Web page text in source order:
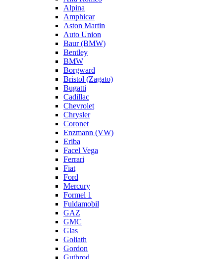
Alpina
Amphicar
Aston Martin
Auto Union
Baur (BMW)
Bentley
BMW
Borgward
Bristol (Zagato)
Bugatti
Cadillac
Chevrolet
Chrysler
Coronet
Enzmann (VW)
Eriba
Facel Vega
Ferrari
Fiat
Ford
Mercury
Formel 1
Fuldamobil
GAZ
GMC
Glas
Goliath
Gordon
Gutbrod